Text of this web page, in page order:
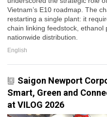
Vietnam’s E10 roadmap. The
restarting a single plant: it
chain linking feedstock, ethanol
nationwide distribution.
English
Saigon Newport
Smart, Green and
at VILOG 2026